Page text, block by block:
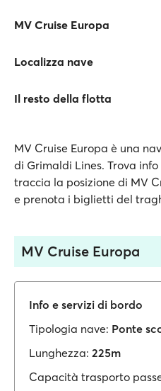
MV Cruise Europa
Localizza nave
Il resto della flotta
MV Cruise Europa è una
di Grimaldi Lines. Trova
traccia la posizione di MV
e prenota i biglietti del
MV Cruise Europa
Info e servizi di bordo
Tipologia nave: Ponte
Lunghezza: 225m
Capacità trasporto